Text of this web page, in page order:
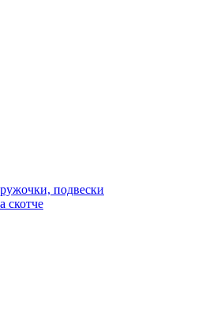
подвески
скотче